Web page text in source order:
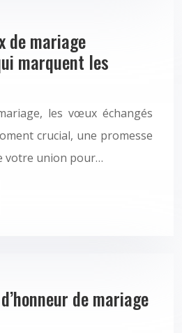
de mariage
marquent les
les vœux échangés
crucial, une promesse
votre union pour…
de mariage